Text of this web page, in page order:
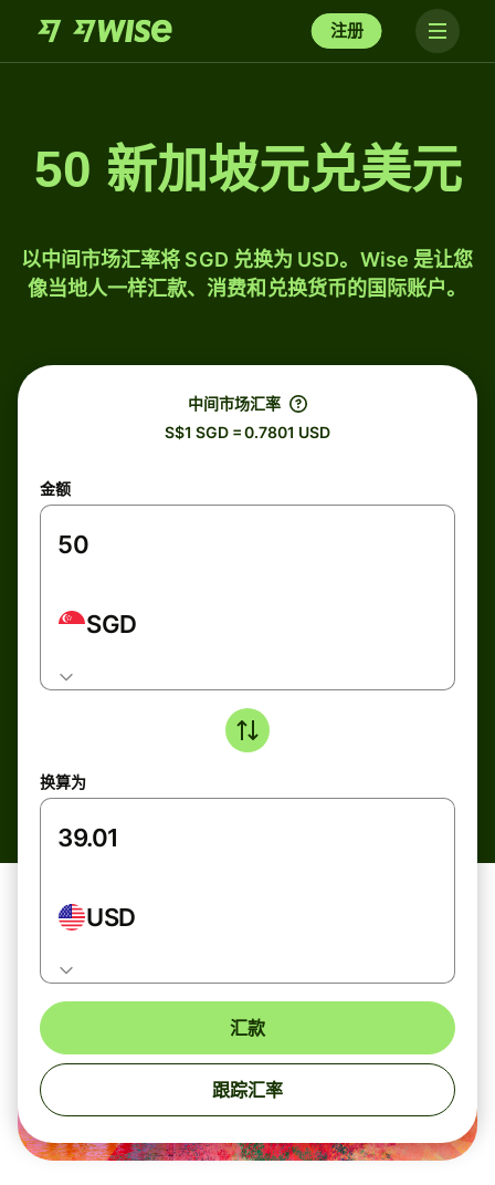
注册
50 新加坡元兑美元
以中间市场汇率将 SGD 兑换为 USD。Wise 是让您
像当地人一样汇款、消费和兑换货币的国际账户。
中间市场汇率
S$1 SGD = 0.7801 USD
金额
SGD
换算为
USD
汇款
跟踪汇率